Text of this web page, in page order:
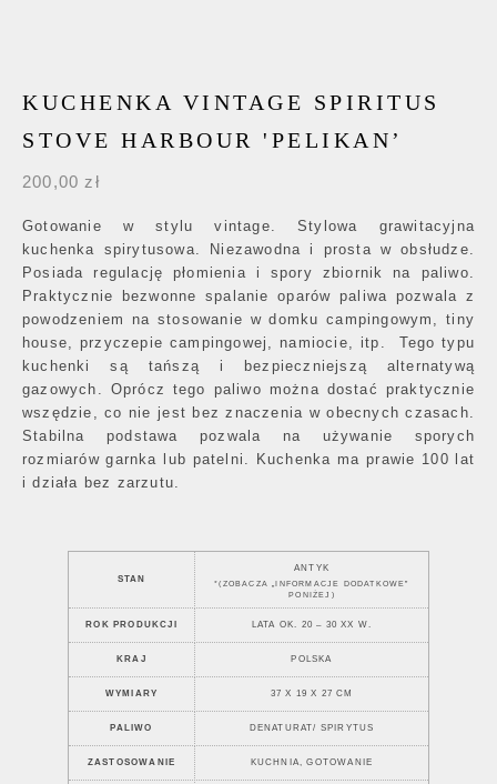
KUCHENKA VINTAGE SPIRITUS
STOVE HARBOUR 'PELIKAN’
200,00 zł
Gotowanie w stylu vintage. Stylowa grawitacyjna
kuchenka spirytusowa. Niezawodna i prosta w obsłudze.
Posiada regulację płomienia i spory zbiornik na paliwo.
Praktycznie bezwonne spalanie oparów paliwa pozwala z
powodzeniem na stosowanie w domku campingowym, tiny
house, przyczepie campingowej, namiocie, itp. Tego typu
kuchenki są tańszą i bezpieczniejszą alternatywą
gazowych. Oprócz tego paliwo można dostać praktycznie
wszędzie, co nie jest bez znaczenia w obecnych czasach.
Stabilna podstawa pozwala na używanie sporych
rozmiarów garnka lub patelni. Kuchenka ma prawie 100 lat
i działa bez zarzutu.
STAN
ANTYK
*(ZOBACZA „INFORMACJE DODATKOWE”
PONIŻEJ)
ROK PRODUKCJI LATA OK. 20 – 30 XX W.
KRAJ POLSKA
WYMIARY 37 X 19 X 27 CM
PALIWO DENATURAT/ SPIRYTUS
ZASTOSOWANIE KUCHNIA, GOTOWANIE